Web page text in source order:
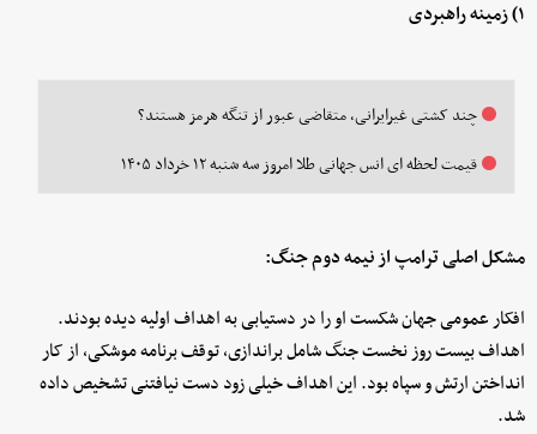
۱) زمینه راهبردی
چند کشتی غیرایرانی، متقاضی عبور از تنگه هرمز هستند؟
قیمت لحظه ای انس جهانی طلا امروز سه شنبه ۱۲ خرداد ۱۴۰۵
مشکل اصلی ترامپ از نیمه دوم جنگ:
افکار عمومی جهان شکست او را در دستیابی به اهداف اولیه دیده بودند.
اهداف بیست روز نخست جنگ شامل براندازی، توقف برنامه موشکی، از کار
انداختن ارتش و سپاه بود. این اهداف خیلی زود دست نیافتنی تشخیص داده
شد.